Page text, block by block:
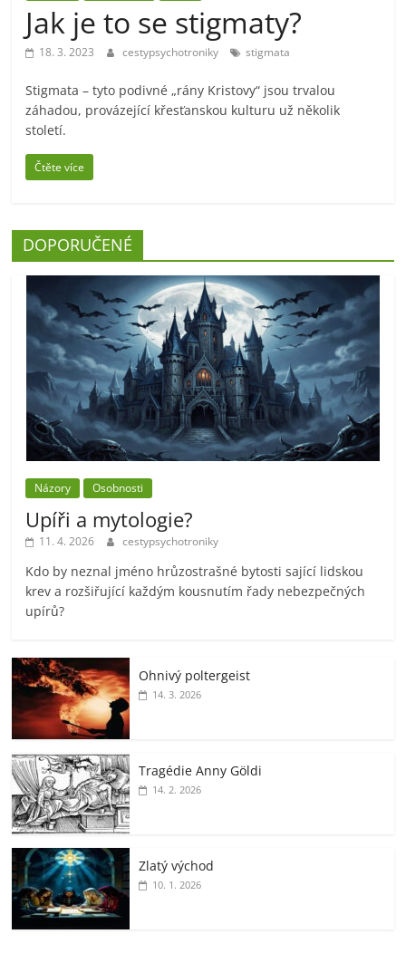
Jak je to se stigmaty?
18. 3. 2023 cestypsychotroniky stigmata
Stigmata – tyto podivné „rány Kristovy“ jsou trvalou
záhadou, provázející křesťanskou kulturu už několik
století.
Čtěte více
DOPORUČENÉ
Názory Osobnosti
Upíři a mytologie?
11. 4. 2026 cestypsychotroniky
Kdo by neznal jméno hrůzostrašné bytosti sající lidskou
krev a rozšiřující každým kousnutím řady nebezpečných
upírů?
Ohnivý poltergeist
14. 3. 2026
Tragédie Anny Göldi
14. 2. 2026
Zlatý východ
10. 1. 2026